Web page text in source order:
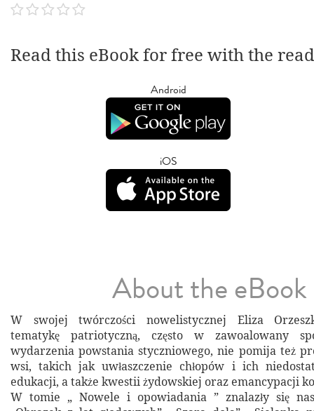
Read this eBook for free with the
Android
iOS
About the eBook
W swojej twórczości nowelistycznej Eliza
tematykę patriotyczną, często w zawoalowany
wydarzenia powstania styczniowego, nie pomija też
wsi, takich jak uwłaszczenie chłopów i ich
edukacji, a także kwestii żydowskiej oraz emancypacji
W tomie „ Nowele i opowiadania ” znalazły się